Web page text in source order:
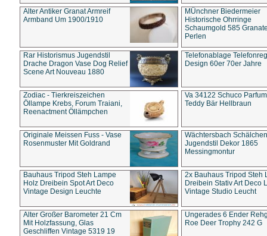
Alter Antiker Granat Armreif
Armband Um 1900/1910
MÜnchner Biedermeier
Historische Ohrringe
Schaumgold 585
Perlen
Rar Historismus Jugendstil
Drache Dragon Vase Dog Relief
Scene Art Nouveau 1880
Telefonablage
Design 60er 70er Jahre
Zodiac - Tierkreiszeichen
Öllampe Krebs, Forum Traiani,
Reenactment Öllämpchen
Va 34122 Schuco
Teddy Bär Hellbraun
Originale Meissen Fuss - Vase
Rosenmuster Mit Goldrand
Wächtersbach Schälchen
Jugendstil Dekor 1865
Messingmontur
Bauhaus Tripod Steh Lampe
Holz Dreibein Spot Art Deco
Vintage Design Leuchte
2x Bauhaus Tripod Steh
Dreibein Stativ Art Deco
Vintage Studio Leucht
Alter Großer Barometer 21 Cm
Mit Holzfassung, Glas
Geschliffen Vintage 5319 19
Ungerades 6 Ender
Roe Deer Trophy 242 G